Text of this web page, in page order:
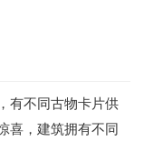
有不同古物卡片供
喜，建筑拥有不同